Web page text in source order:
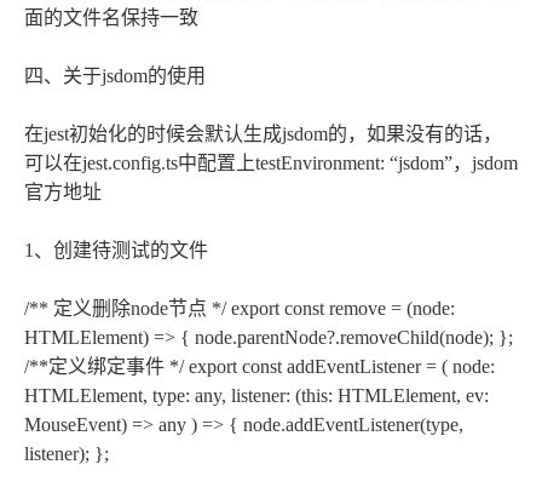
面的文件名保持一致
四、关于jsdom的使用
在jest初始化的时候会默认生成jsdom的，如果没有的话，
可以在jest.config.ts中配置上testEnvironment: “jsdom”，jsdom
官方地址
1、创建待测试的文件
/** 定义删除node节点 */ export const remove = (node:
HTMLElement) => { node.parentNode?.removeChild(node); };
/**定义绑定事件 */ export const addEventListener = ( node:
HTMLElement, type: any, listener: (this: HTMLElement, ev:
MouseEvent) => any ) => { node.addEventListener(type,
listener); };